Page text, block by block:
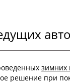
зимних
решение при